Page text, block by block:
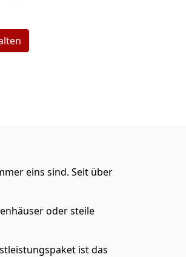
eins sind. Seit über
oder steile
ist das